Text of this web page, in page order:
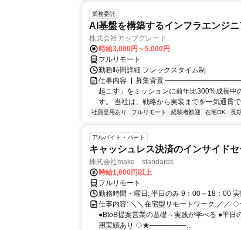
業務委託
AI基盤を構築するインフラエンジニ
株式会社アップグレード
時給3,000円～5,000円
フルリモート
勤務時間詳細 フレックスタイム制
仕事内容 ▏募集背景
起こす」をミッションに前年比300%成長中
す。 当社は、戦略から実装までを一気通貫
社員登用あり フルリモート 経験者歓迎 在宅OK 長
アルバイト・パート
キャッシュレス決済のインサイド
株式会社make standards
時給1,600円以上
フルリモート
勤務時間・曜日: 平日のみ 9：00～18：00
仕事内容: ＼＼在宅型リモートワーク
●BtoB提案営業の基礎～実践が学べる ●平
用実績あり ◇★───────...